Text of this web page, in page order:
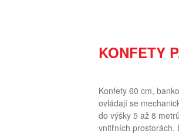
KONFETY
Konfety 60 cm,
ovládají se
do výšky 5 až 8
vnitřních prostorách.